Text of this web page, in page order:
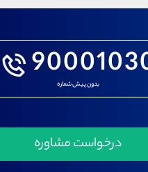
بدون پیش شماره